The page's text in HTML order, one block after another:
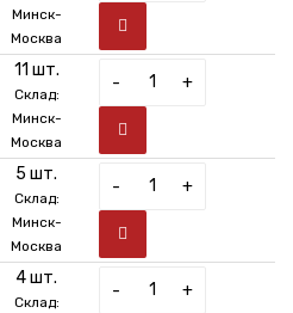
Минск-
Москва
11 шт.
Склад:
Минск-
Москва
- +
5 шт.
Склад:
Минск-
Москва
- +
4 шт.
Склад:
- +